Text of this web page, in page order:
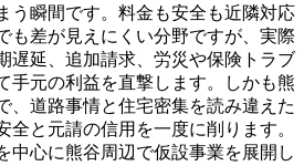
う瞬間です。料金も安全も近隣対応
も差が見えにくい分野ですが、実際
遅延、追加請求、労災や保険トラブ
手元の利益を直撃します。しかも熊
、道路事情と住宅密集を読み違えた
全と元請の信用を一度に削ります。
中心に熊谷周辺で仮設事業を展開し